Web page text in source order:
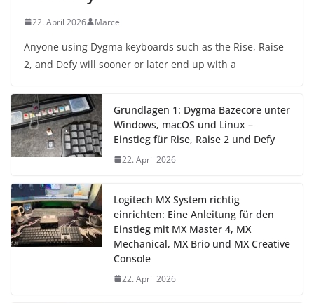
22. April 2026 Marcel
Anyone using Dygma keyboards such as the Rise, Raise
2, and Defy will sooner or later end up with a
Grundlagen 1: Dygma Bazecore unter
Windows, macOS und Linux –
Einstieg für Rise, Raise 2 und Defy
22. April 2026
Logitech MX System richtig
einrichten: Eine Anleitung für den
Einstieg mit MX Master 4, MX
Mechanical, MX Brio und MX Creative
Console
22. April 2026